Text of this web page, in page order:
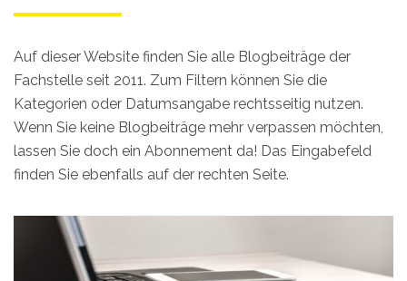
Auf dieser Website finden Sie alle Blogbeiträge der
Fachstelle seit 2011. Zum Filtern können Sie die
Kategorien oder Datumsangabe rechtsseitig nutzen.
Wenn Sie keine Blogbeiträge mehr verpassen möchten,
lassen Sie doch ein Abonnement da! Das Eingabefeld
finden Sie ebenfalls auf der rechten Seite.